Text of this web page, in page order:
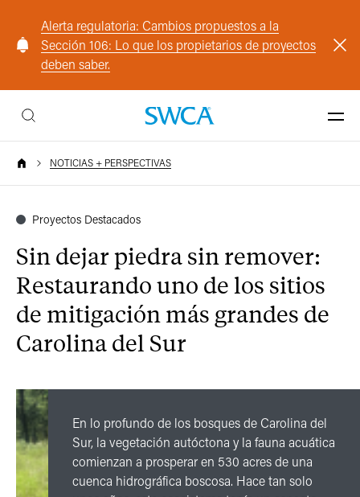
Alerta regulatoria: Cambios propuestos a la
Sección 106: Lo que los propietarios de proyectos
deben saber.
NOTICIAS + PERSPECTIVAS
Proyectos Destacados
Sin dejar piedra sin remover:
Restaurando uno de los sitios
de mitigación más grandes de
Carolina del Sur
En lo profundo de los bosques de Carolina del
Sur, la vegetación autóctona y la fauna acuática
comienzan a prosperar en 530 acres de una
cuenca hidrográfica boscosa. Hace tan solo